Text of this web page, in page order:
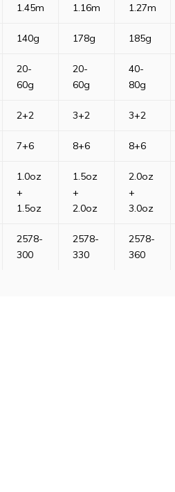
1.45m 1.16m 1.27m
140g 178g 185g
20-
60g
20-
60g
40-
80g
2+2 3+2 3+2
7+6 8+6 8+6
1.0oz
+
1.5oz
1.5oz
+
2.0oz
2.0oz
+
3.0oz
2578-
300
2578-
330
2578-
360